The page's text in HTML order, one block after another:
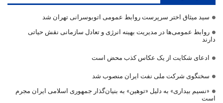
سید میثاق اختر سرپرست روابط عمومی اتوبوسرانی تهران شد
روابط عمومی‌ها در مدیریت بهینه انرژی و تعادل سازمانی نقش حیاتی
دارند
ادعای شکایت از یک عکاس کذب محض است
سخنگوی شرکت ملی نفت ایران منصوب شد
«نسیم بیداری» به دلیل «توهین» به بنیان‌گذار جمهوری اسلامی ایران مجرم
است